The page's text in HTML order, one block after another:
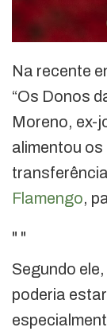
Na recente
“Os Donos
Moreno, ex-
alimentou os
Flamengo,
" "
Segundo
poderia